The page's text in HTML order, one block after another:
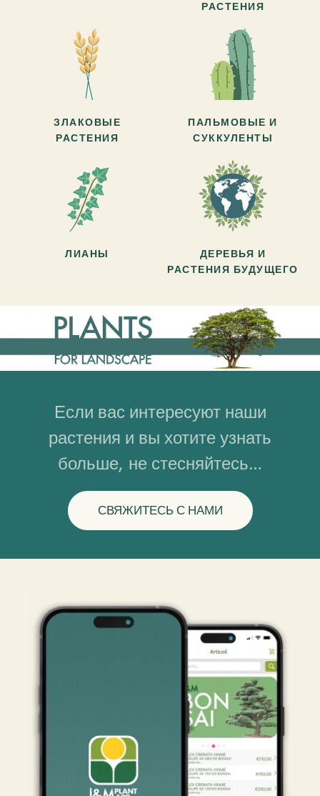
РАСТЕНИЯ
ЗЛАКОВЫЕ
РАСТЕНИЯ
ПАЛЬМОВЫЕ И
СУККУЛЕНТЫ
ЛИАНЫ
ДЕРЕВЬЯ И
РАСТЕНИЯ БУДУЩЕГО
Если вас интересуют наши
растения и вы хотите узнать
больше, не стесняйтесь…
СВЯЖИТЕСЬ С НАМИ